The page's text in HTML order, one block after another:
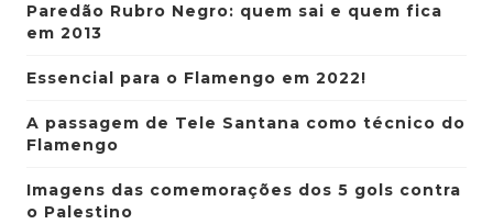
Paredão Rubro Negro: quem sai e quem fica
em 2013
Essencial para o Flamengo em 2022!
A passagem de Tele Santana como técnico do
Flamengo
Imagens das comemorações dos 5 gols contra
o Palestino